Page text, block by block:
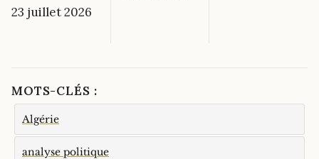
23 juillet 2026
MOTS-CLÉS :
Algérie
analyse politique